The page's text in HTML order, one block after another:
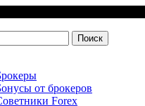
от брокеров
Forex